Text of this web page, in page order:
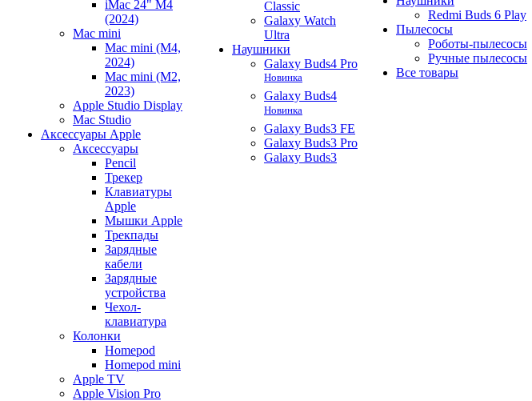
iMac 24" M4
(2024)
Mac mini
Mac mini (M4,
2024)
Mac mini (M2,
2023)
Apple Studio Display
Mac Studio
Аксессуары Apple
Аксессуары
Pencil
Трекер
Клавиатуры
Apple
Мышки Apple
Трекпады
Зарядные
кабели
Зарядные
устройства
Чехол-
клавиатура
Колонки
Homepod
Homepod mini
Apple TV
Apple Vision Pro
Classic
Galaxy Watch
Ultra
Наушники
Galaxy Buds4 Pro
Новинка
Galaxy Buds4
Новинка
Galaxy Buds3 FE
Galaxy Buds3 Pro
Galaxy Buds3
Redmi Buds 6 Play
Пылесосы
Роботы-пылесосы
Ручные пылесосы
Все товары